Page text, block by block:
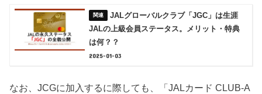
JALグローバルクラブ「JGC」は生涯
JALの上級会員ステータス。メリット・特典
は何？？
2025-01-03
なお、JCGに加入するに際しても、「JALカード CLUB-A